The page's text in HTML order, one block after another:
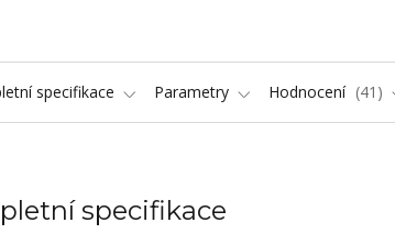
specifikace Parametry Hodnocení 41
specifikace